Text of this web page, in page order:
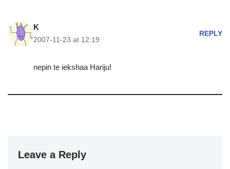
K
2007-11-23 at 12:19
REPLY
nepin te iekshaa Hariju!
Leave a Reply